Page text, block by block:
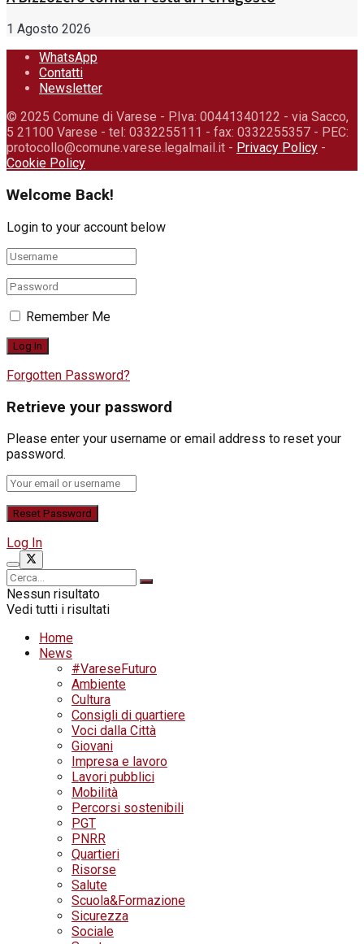
1 Agosto 2026
WhatsApp
Contatti
Newsletter
© 2025 Comune di Varese - P.Iva: 00441340122 - via Sacco,
5 21100 Varese - tel: 0332255111 - fax: 0332255357 - PEC:
protocollo@comune.varese.legalmail.it - Privacy Policy -
Cookie Policy
Welcome Back!
Login to your account below
Remember Me
Forgotten Password?
Retrieve your password
Please enter your username or email address to reset your
password.
Log In
Nessun risultato
Vedi tutti i risultati
Home
News
#VareseFuturo
Ambiente
Cultura
Consigli di quartiere
Voci dalla Città
Giovani
Impresa e lavoro
Lavori pubblici
Mobilità
Percorsi sostenibili
PGT
PNRR
Quartieri
Risorse
Salute
Scuola&Formazione
Sicurezza
Sociale